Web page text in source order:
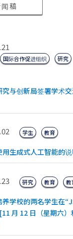
稿
与创新局签署学术
国际合作促进组织 研究
生成式人工智能的说
学生 教育
养学校的两名学生在
月 12 日（星期六）
研究 教育 教